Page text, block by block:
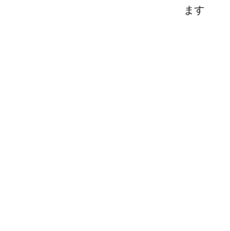
ます